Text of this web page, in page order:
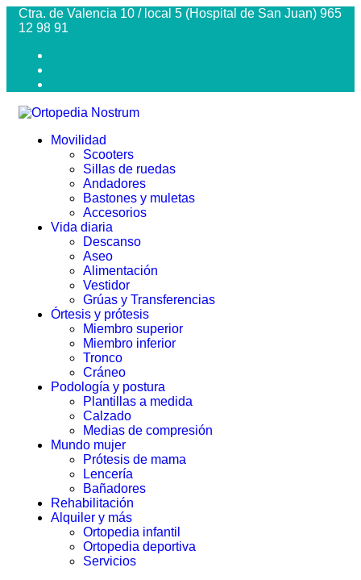
Ctra. de Valencia 10 / local 5 (Hospital de San Juan) 965
12 98 91
Movilidad
Scooters
Sillas de ruedas
Andadores
Bastones y muletas
Accesorios
Vida diaria
Descanso
Aseo
Alimentación
Vestidor
Grúas y Transferencias
Órtesis y prótesis
Miembro superior
Miembro inferior
Tronco
Cráneo
Podología y postura
Plantillas a medida
Calzado
Medias de compresión
Mundo mujer
Prótesis de mama
Lencería
Bañadores
Rehabilitación
Alquiler y más
Ortopedia infantil
Ortopedia deportiva
Servicios